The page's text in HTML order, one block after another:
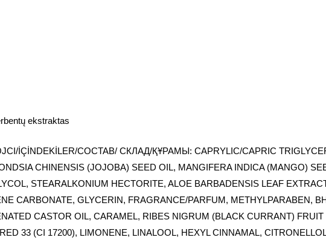
ekstraktas
İÇİNDEKİLER/COCTAB/ СКЛАД/ҚҰРАМЫ: CAPRYLIC/CAPRIC
CHINENSIS (JOJOBA) SEED OIL, MANGIFERA INDICA (MANGO)
STEARALKONIUM HECTORITE, ALOE BARBADENSIS LEAF
CARBONATE, GLYCERIN, FRAGRANCE/PARFUM, METHYLPARABEN,
CASTOR OIL, CARAMEL, RIBES NIGRUM (BLACK CURRANT) FRUIT
33 (CI 17200), LIMONENE, LINALOOL, HEXYL CINNAMAL,